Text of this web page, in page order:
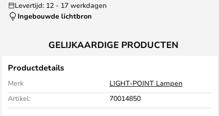
Levertijd: 12 - 17 werkdagen
Ingebouwde lichtbron
GELIJKAARDIGE PRODUCTEN
Productdetails
Merk
LIGHT-POINT Lampen
Artikel:
70014850